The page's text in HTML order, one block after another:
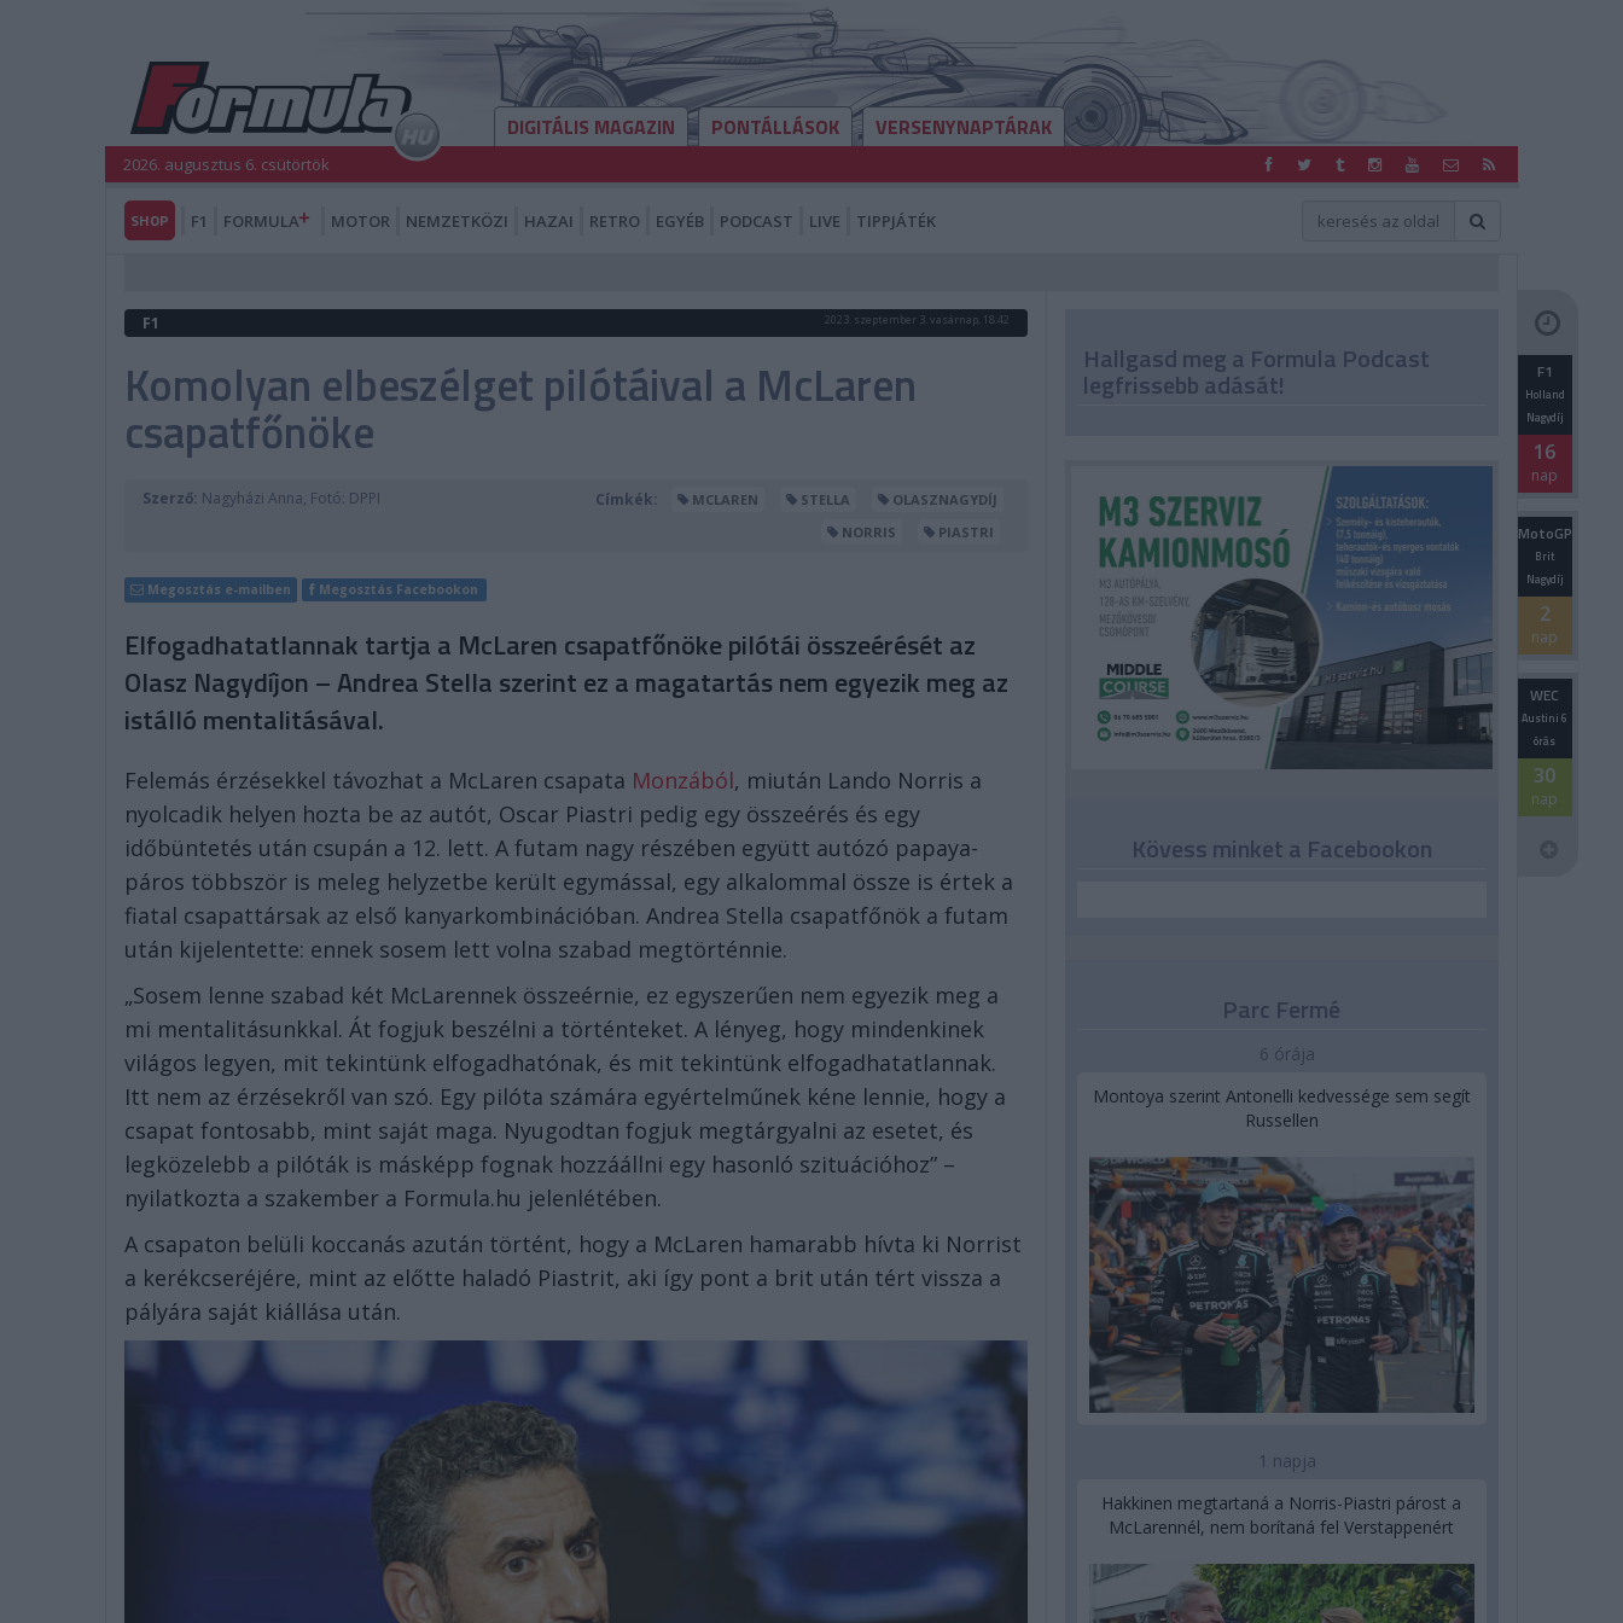
DIGITÁLIS MAGAZIN PONTÁLLÁSOK VERSENYNAPTÁRAK
2026. augusztus 6. csütörtök
SHOP F1 FORMULA MOTOR NEMZETKÖZI HAZAI RETRO EGYÉB PODCAST LIVE TIPPJÁTÉK
F1 2023. szeptember 3. vasárnap, 18:42
Komolyan elbeszélget pilótáival a McLaren
csapatfőnöke
Szerző: Nagyházi Anna, Fotó: DPPI Címkék: MCLAREN STELLA
OLASZNAGYDÍJ
NORRIS
PIASTRI
Megosztás e-mailben Megosztás Facebookon
Elfogadhatatlannak tartja a McLaren csapatfőnöke pilótái összeérését az
Olasz Nagydíjon – Andrea Stella szerint ez a magatartás nem egyezik meg az
istálló mentalitásával.
Felemás érzésekkel távozhat a McLaren csapata Monzából, miután Lando Norris a
nyolcadik helyen hozta be az autót, Oscar Piastri pedig egy összeérés és egy
időbüntetés után csupán a 12. lett. A futam nagy részében együtt autózó papaya-
páros többször is meleg helyzetbe került egymással, egy alkalommal össze is értek a
fiatal csapattársak az első kanyarkombinációban. Andrea Stella csapatfőnök a futam
után kijelentette: ennek sosem lett volna szabad megtörténnie.
„Sosem lenne szabad két McLarennek összeérnie, ez egyszerűen nem egyezik meg a
mi mentalitásunkkal. Át fogjuk beszélni a történteket. A lényeg, hogy mindenkinek
világos legyen, mit tekintünk elfogadhatónak, és mit tekintünk elfogadhatatlannak.
Itt nem az érzésekről van szó. Egy pilóta számára egyértelműnek kéne lennie, hogy a
csapat fontosabb, mint saját maga. Nyugodtan fogjuk megtárgyalni az esetet, és
legközelebb a pilóták is másképp fognak hozzáállni egy hasonló szituációhoz” –
nyilatkozta a szakember a Formula.hu jelenlétében.
A csapaton belüli koccanás azután történt, hogy a McLaren hamarabb hívta ki Norrist
a kerékcseréjére, mint az előtte haladó Piastrit, aki így pont a brit után tért vissza a
pályára saját kiállása után.
Hallgasd meg a Formula Podcast
legfrissebb adását! F1
Holland
Nagydíj
16
nap
MotoGP
Brit
Nagydíj
2
nap
WEC
Austini 6
órás
30
nap
Kövess minket a Facebookon
Parc Fermé
6 órája
Montoya szerint Antonelli kedvessége sem segít
Russellen
1 napja
Hakkinen megtartaná a Norris-Piastri párost a
McLarennél, nem borítaná fel Verstappenért